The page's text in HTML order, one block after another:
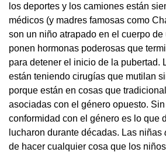
los deportes y los camiones están
médicos (y madres famosas como
son un niño atrapado en el cuerpo
ponen hormonas poderosas que
para detener el inicio de la pubertad.
están teniendo cirugías que mutilan
porque están en cosas que
asociadas con el género opuesto.
conformidad con el género es lo que
lucharon durante décadas. Las niñas
de hacer cualquier cosa que los